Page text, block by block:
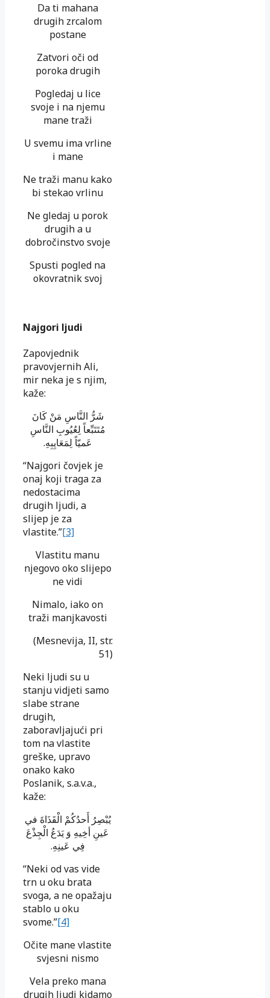
Da ti mahana
drugih zrcalom
postane
Zatvori oči od
poroka drugih
Pogledaj u lice
svoje i na njemu
mane traži
U svemu ima vrline
i mane
Ne traži manu kako
bi stekao vrlinu
Ne gledaj u porok
drugih a u
dobročinstvo svoje
Spusti pogled na
okovratnik svoj
Najgori ljudi
Zapovjednik
pravovjernih Ali,
mir neka je s njim,
kaže:
شَرُّ النَّاسِ مَنْ كَانَ
مُتَتَبِّعاً لِعُيُوبِ النَّاسِ
عَميّاً لِمَعَايِبِهِ.
“Najgori čovjek je
onaj koji traga za
nedostacima
drugih ljudi, a
slijep je za
vlastite.”[3]
Vlastitu manu
njegovo oko slijepo
ne vidi
Nimalo, iako on
traži manjkavosti
(Mesnevija, II, str.
51)
Neki ljudi su u
stanju vidjeti samo
slabe strane
drugih,
zaboravljajući pri
tom na vlastite
greške, upravo
onako kako
Poslanik, s.a.v.a.,
kaže:
يُبْصِرُ أَحدُكُمْ الْقَذَاةَ في
عَينِ أخِيهِ وَ يَدَعُ الْجِذْعَ
فِي عَينِهِ.
“Neki od vas vide
trn u oku brata
svoga, a ne opažaju
stablo u oku
svome.”[4]
Očite mane vlastite
svjesni nismo
Vela preko mana
drugih ljudi kidamo